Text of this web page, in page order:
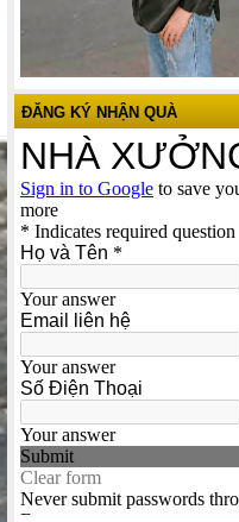
ĐĂNG KÝ NHẬN QUÀ